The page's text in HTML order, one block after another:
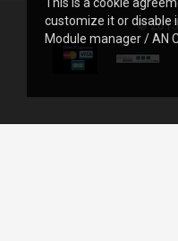
customize it or disable
Module manager / AN
©